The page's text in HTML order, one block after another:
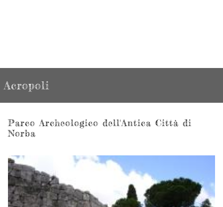
Acropoli
Parco Archeologico dell'Antica Città di
Norba